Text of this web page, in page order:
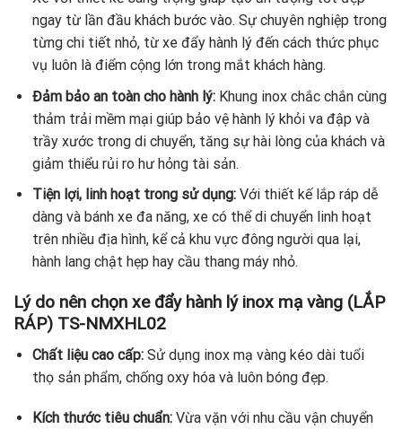
ngay từ lần đầu khách bước vào. Sự chuyên nghiệp trong
từng chi tiết nhỏ, từ xe đẩy hành lý đến cách thức phục
vụ luôn là điểm cộng lớn trong mắt khách hàng.
Đảm bảo an toàn cho hành lý:Khung inox chắc chắn cùng
thảm trải mềm mại giúp bảo vệ hành lý khỏi va đập và
trầy xước trong di chuyển, tăng sự hài lòng của khách và
giảm thiểu rủi ro hư hỏng tài sản.
Tiện lợi, linh hoạt trong sử dụng:Với thiết kế lắp ráp dễ
dàng và bánh xe đa năng, xe có thể di chuyển linh hoạt
trên nhiều địa hình, kể cả khu vực đông người qua lại,
hành lang chật hẹp hay cầu thang máy nhỏ.
Lý do nên chọn xe đẩy hành lý inox mạ vàng (LẮP
RÁP) TS-NMXHL02
Chất liệu cao cấp:Sử dụng inox mạ vàng kéo dài tuổi
thọ sản phẩm, chống oxy hóa và luôn bóng đẹp.
Kích thước tiêu chuẩn:Vừa vặn với nhu cầu vận chuyển